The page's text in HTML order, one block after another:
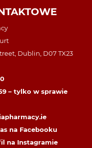
Dublin, D07 TX23
– tylko w sprawie
na Facebooku
na Instagramie